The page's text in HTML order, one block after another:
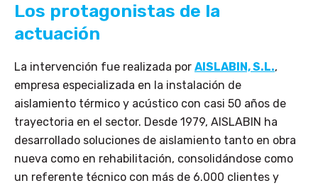
Los protagonistas de la
actuación
La intervención fue realizada por AISLABIN, S.L.,
empresa especializada en la instalación de
aislamiento térmico y acústico con casi 50 años de
trayectoria en el sector. Desde 1979, AISLABIN ha
desarrollado soluciones de aislamiento tanto en obra
nueva como en rehabilitación, consolidándose como
un referente técnico con más de 6.000 clientes y